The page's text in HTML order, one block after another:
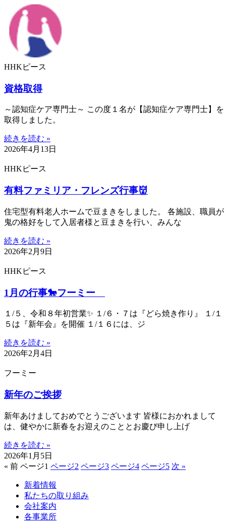
HHKピース
資格取得
～認知症ケア専門士～ この度１名が【認知症ケア専門士】を
取得しました。
続きを読む »
2026年4月13日
HHKピース
有料ファミリア・フレンズ行事👹
住宅型有料老人ホームで豆まきをしました。 各施設、職員が
鬼の格好をして入居者様と豆まきを行い、みんな
続きを読む »
2026年2月9日
HHKピース
1月の行事🐎フーミー
１/５、令和８年初営業✨ １/６・７は『どら焼き作り』 １/１
５は『新年会』を開催 １/１６には、ジ
続きを読む »
2026年2月4日
フーミー
新年のご挨拶
新年あけましておめでとうございます 皆様におかれまして
は、健やかに新春をお迎えのこととお慶び申し上げ
続きを読む »
2026年1月5日
« 前 ページ1 ページ2 ページ3 ページ4 ページ5 次 »
新着情報
私たちの取り組み
会社案内
各事業所